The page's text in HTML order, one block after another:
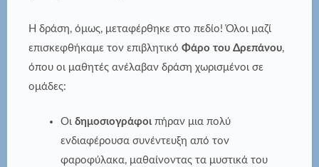
Η δράση, όμως, μεταφέρθηκε στο πεδίο! Όλοι μαζί
επισκεφθήκαμε τον επιβλητικό Φάρο του Δρεπάνου,
όπου οι μαθητές ανέλαβαν δράση χωρισμένοι σε
ομάδες:
Οι δημοσιογράφοιπήραν μια πολύ
ενδιαφέρουσα συνέντευξη από τον
φαροφύλακα, μαθαίνοντας τα μυστικά του